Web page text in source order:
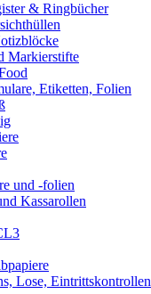
& Ringbücher
Markierstifte
Etiketten, Folien
und -folien
Kassarollen
Lose, Eintrittskontrollen